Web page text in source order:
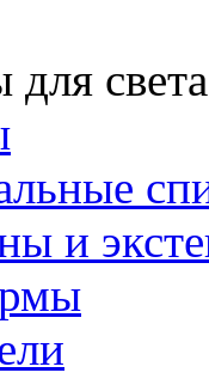
для света
и